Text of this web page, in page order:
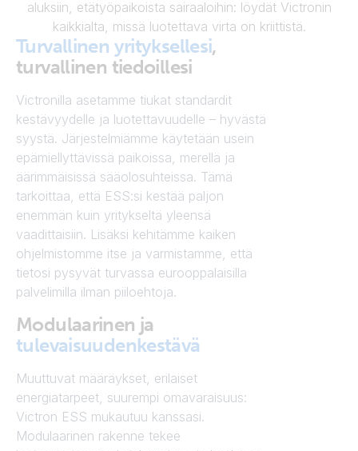
aluksiin, etätyöpaikoista sairaaloihin: löydät Victronin
kaikkialta, missä luotettava virta on kriittistä.
Turvallinen yrityksellesi,
turvallinen tiedoillesi
Victronilla asetamme tiukat standardit
kestävyydelle ja luotettavuudelle – hyvästä
syystä. Järjestelmiämme käytetään usein
epämiellyttävissä paikoissa, merellä ja
äärimmäisissä sääolosuhteissa. Tämä
tarkoittaa, että ESS:si kestää paljon
enemmän kuin yritykseltä yleensä
vaadittaisiin. Lisäksi kehitämme kaiken
ohjelmistomme itse ja varmistamme, että
tietosi pysyvät turvassa eurooppalaisilla
palvelimilla ilman piiloehtoja.
Modulaarinen ja
tulevaisuudenkestävä
Muuttuvat määräykset, erilaiset
energiatarpeet, suurempi omavaraisuus:
Victron ESS mukautuu kanssasi.
Modulaarinen rakenne tekee